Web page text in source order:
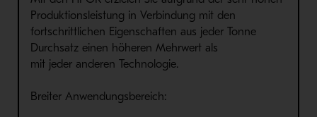
Produktionsleistung in Verbindung mitden
fortschrittlichen Eigenschaften aus jeder Tonne
Durchsatz einen höheren Mehrwert als
mit jeder anderen Technologie.
Breiter Anwendungsbereich: